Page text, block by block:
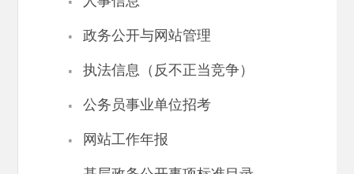
· 政务公开与网站管理
· 执法信息（反不正当竞争）
· 公务员事业单位招考
· 网站工作年报